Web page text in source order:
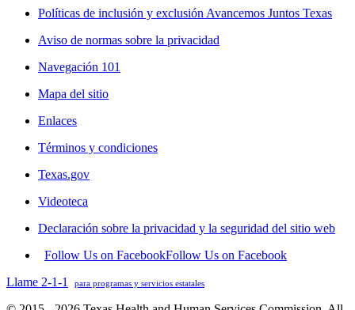
Políticas de inclusión y exclusión Avancemos Juntos Texas
Aviso de normas sobre la privacidad
Navegación 101
Mapa del sitio
Enlaces
Términos y condiciones
Texas.gov
Videoteca
Declaración sobre la privacidad y la seguridad del sitio web
Follow Us on FacebookFollow Us on Facebook
Llame 2-1-1
para programas y servicios estatales